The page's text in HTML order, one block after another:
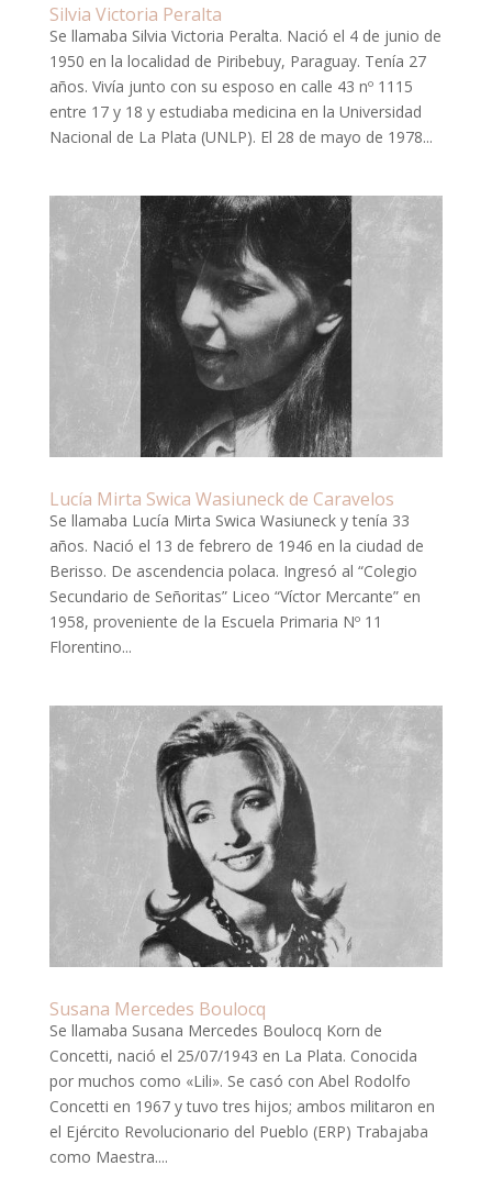
Silvia Victoria Peralta
Se llamaba Silvia Victoria Peralta. Nació el 4 de junio de
1950 en la localidad de Piribebuy, Paraguay. Tenía 27
años. Vivía junto con su esposo en calle 43 nº 1115
entre 17 y 18 y estudiaba medicina en la Universidad
Nacional de La Plata (UNLP). El 28 de mayo de 1978...
Lucía Mirta Swica Wasiuneck de Caravelos
Se llamaba Lucía Mirta Swica Wasiuneck y tenía 33
años. Nació el 13 de febrero de 1946 en la ciudad de
Berisso. De ascendencia polaca. Ingresó al “Colegio
Secundario de Señoritas” Liceo “Víctor Mercante” en
1958, proveniente de la Escuela Primaria Nº 11
Florentino...
Susana Mercedes Boulocq
Se llamaba Susana Mercedes Boulocq Korn de
Concetti, nació el 25/07/1943 en La Plata. Conocida
por muchos como «Lili». Se casó con Abel Rodolfo
Concetti en 1967 y tuvo tres hijos; ambos militaron en
el Ejército Revolucionario del Pueblo (ERP) Trabajaba
como Maestra....